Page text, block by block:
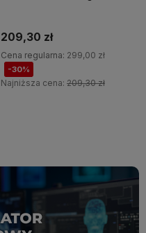
209,30 zł
Cena regularna: 299,00 zł
-30%
Najniższa cena: 209,30 zł